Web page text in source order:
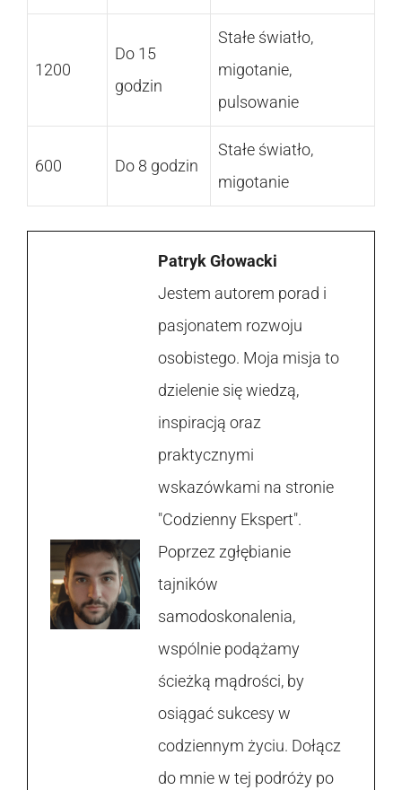
1200
Do 15
godzin
Stałe światło,
migotanie,
pulsowanie
600 Do 8 godzin
Stałe światło,
migotanie
Patryk Głowacki
Jestem autorem porad i
pasjonatem rozwoju
osobistego. Moja misja to
dzielenie się wiedzą,
inspiracją oraz
praktycznymi
wskazówkami na stronie
"Codzienny Ekspert".
Poprzez zgłębianie
tajników
samodoskonalenia,
wspólnie podążamy
ścieżką mądrości, by
osiągać sukcesy w
codziennym życiu. Dołącz
do mnie w tej podróży po